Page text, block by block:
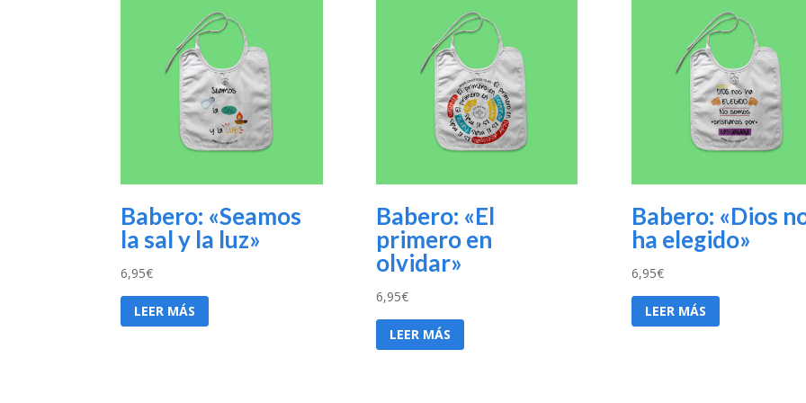
Babero: «Seamos
la sal y la luz»
6,95€
LEER MÁS
Babero: «El
primero en
olvidar»
6,95€
LEER MÁS
Babero: «Dios
ha elegido»
6,95€
LEER MÁS